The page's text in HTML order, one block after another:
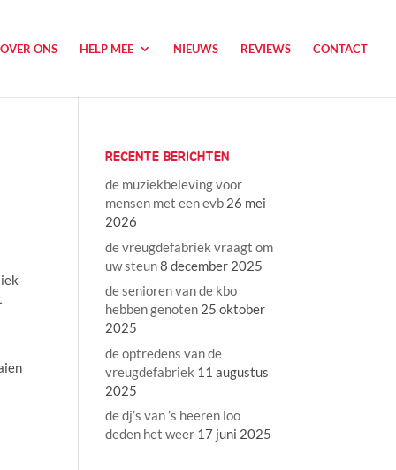
OVER ONS HELP MEE NIEUWS REVIEWS CONTACT
RECENTE BERICHTEN
de muziekbeleving voor
mensen met een evb 26 mei
2026
de vreugdefabriek vraagt om
uw steun8 december 2025
de senioren van de kbo
hebben genoten 25 oktober
2025
de optredens van de
vreugdefabriek 11 augustus
2025
de dj’s van ’s heeren loo
deden het weer 17 juni 2025